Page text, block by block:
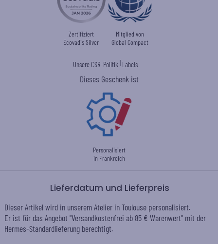
Zertifiziert
Ecovadis Silver
Mitglied von
Global Compact
Unsere CSR-Politik Labels
Dieses Geschenk ist
Personalisiert
in Frankreich
Lieferdatum und Lieferpreis
Dieser Artikel wird in unserem Atelier in Toulouse personalisiert.
Er ist für das Angebot "Versandkostenfrei ab 85 € Warenwert" mit der
Hermes-Standardlieferung berechtigt.